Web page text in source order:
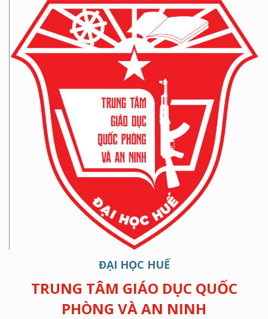
ĐẠI HỌC HUẾ
TRUNG TÂM GIÁO DỤC QUỐC
PHÒNG VÀ AN NINH